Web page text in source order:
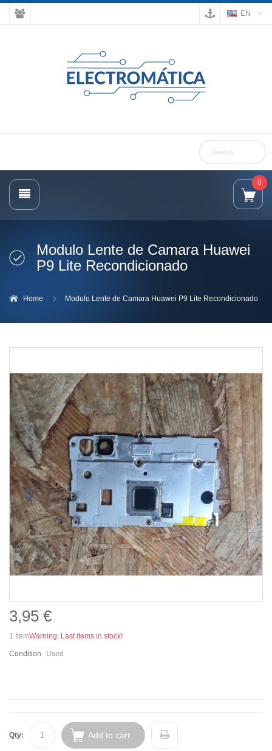
EN
0
Modulo Lente de Camara Huawei
P9 Lite Recondicionado
Home Modulo Lente de Camara Huawei P9 Lite Recondicionado
3,95 €
1 ItemWarning: Last items in stock!
Condition Used
Qty: Add to cart